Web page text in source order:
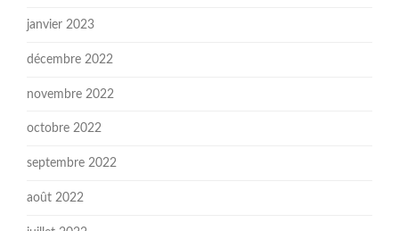
janvier 2023
décembre 2022
novembre 2022
octobre 2022
septembre 2022
août 2022